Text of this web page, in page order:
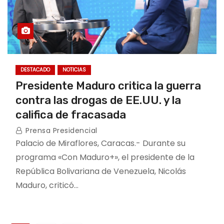
DESTACADO NOTICIAS
Presidente Maduro critica la guerra
contra las drogas de EE.UU. y la
califica de fracasada
Prensa Presidencial
Palacio de Miraflores, Caracas.- Durante su
programa «Con Maduro+», el presidente de la
República Bolivariana de Venezuela, Nicolás
Maduro, criticó…